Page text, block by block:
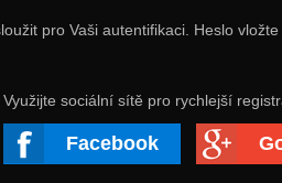
pro Vaši autentifikaci. Heslo
Využijte sociální sítě pro rychlejší
Facebook